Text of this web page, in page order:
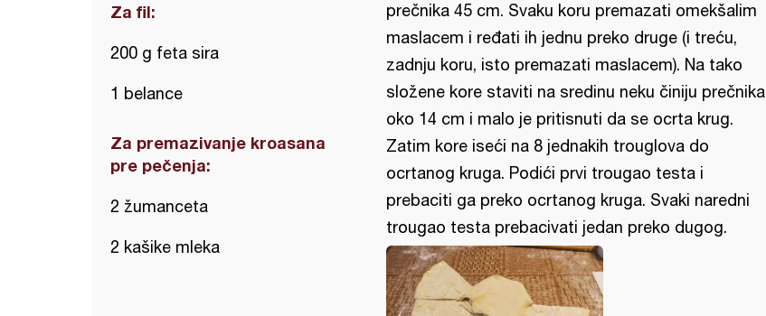
Za fil:
200 g feta sira
1 belance
Za premazivanje kroasana
pre pečenja:
2 žumanceta
2 kašike mleka
prečnika 45 cm. Svaku koru premazati omekšalim
maslacem i ređati ih jednu preko druge (i treću,
zadnju koru, isto premazati maslacem). Na tako
složene kore staviti na sredinu neku činiju prečnika
oko 14 cm i malo je pritisnuti da se ocrta krug.
Zatim kore iseći na 8 jednakih trouglova do
ocrtanog kruga. Podići prvi trougao testa i
prebaciti ga preko ocrtanog kruga. Svaki naredni
trougao testa prebacivati jedan preko dugog.